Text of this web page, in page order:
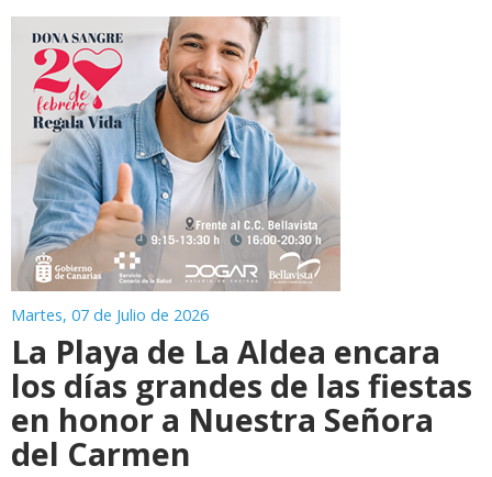
Martes, 07 de Julio de 2026
La Playa de La Aldea encara
los días grandes de las fiestas
en honor a Nuestra Señora
del Carmen